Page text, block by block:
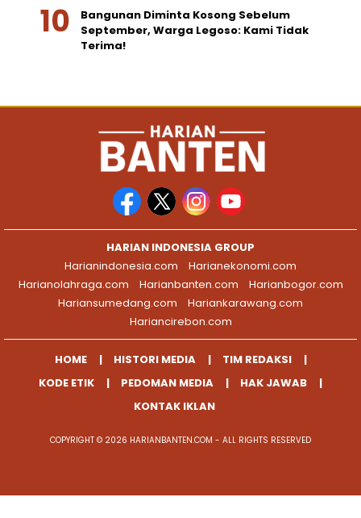
Bangunan Diminta Kosong Sebelum
September, Warga Legoso: Kami Tidak
Terima!
HARIAN INDONESIA GROUP
Harianindonesia.com
Harianekonomi.com
Harianolahraga.com
Harianbanten.com
Harianbogor.com
Hariansumedang.com
Hariankarawang.com
Hariancirebon.com
HOME HISTORI MEDIA
TIM REDAKSI
KODE ETIK
PEDOMAN MEDIA
HAK JAWAB
KONTAK IKLAN
COPYRIGHT © 2026 HARIANBANTEN.COM - ALL RIGHTS RESERVED